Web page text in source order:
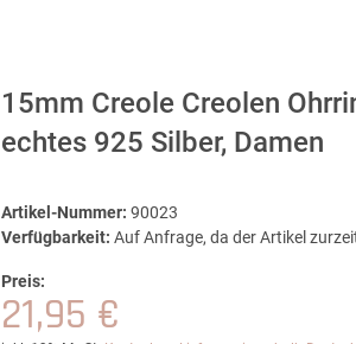
15mm Creole Creolen
echtes 925 Silber, Damen
Artikel-Nummer: 90023
Verfügbarkeit: Auf Anfrage, da der Artikel
Preis:
21,95 €